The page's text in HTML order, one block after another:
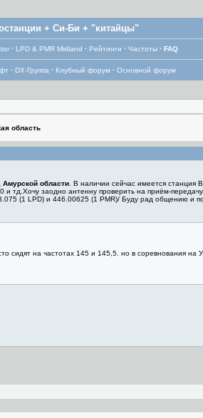
+ Си-Би + "китайцы"
· LPD & PMR Midland · Рейтинги · Частоты · FAQ
· DX-Группа · Клубный форум · Основной форум
область
области. В наличии сейчас имеется станция
и тд.Хочу заодно антенну проверить на приём-
(1 LPD) и 446.00625 (1 PMR)/ Буду рад общению
сидят на частотах 145 и 145,5. но в соревнования на